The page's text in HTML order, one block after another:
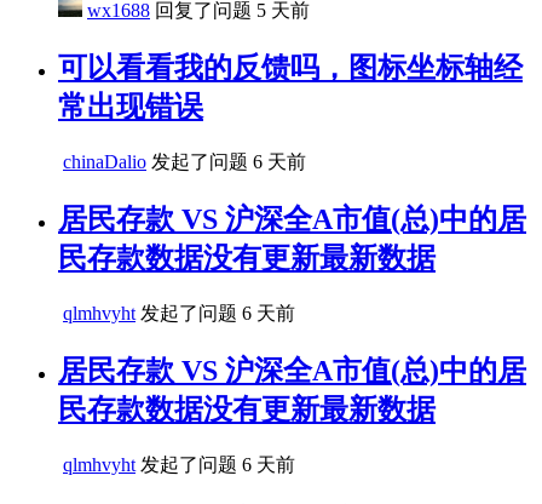
wx1688 回复了问题 5 天前
可以看看我的反馈吗，图标坐标轴经
常出现错误
chinaDalio 发起了问题 6 天前
居民存款 VS 沪深全A市值(总)中的居
民存款数据没有更新最新数据
qlmhvyht 发起了问题 6 天前
居民存款 VS 沪深全A市值(总)中的居
民存款数据没有更新最新数据
qlmhvyht 发起了问题 6 天前